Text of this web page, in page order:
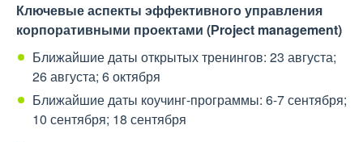
Ключевые аспекты эффективного управления
корпоративными проектами (Рroject management)
Ближайшие даты открытых тренингов: 23 августа;
26 августа; 6 октября
Ближайшие даты коучинг-программы: 6-7 сентября;
10 сентября; 18 сентября